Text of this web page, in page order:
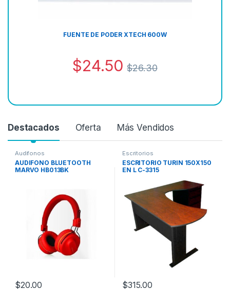
FUENTE DE PODER XTECH 600W
$24.50 $26.30
Destacados Oferta Más Vendidos
Audifonos
AUDIFONO BLUETOOTH
MARVO HB013BK
$20.00
Escritorios
ESCRITORIO TURIN 150X150
EN L C-3315
$315.00